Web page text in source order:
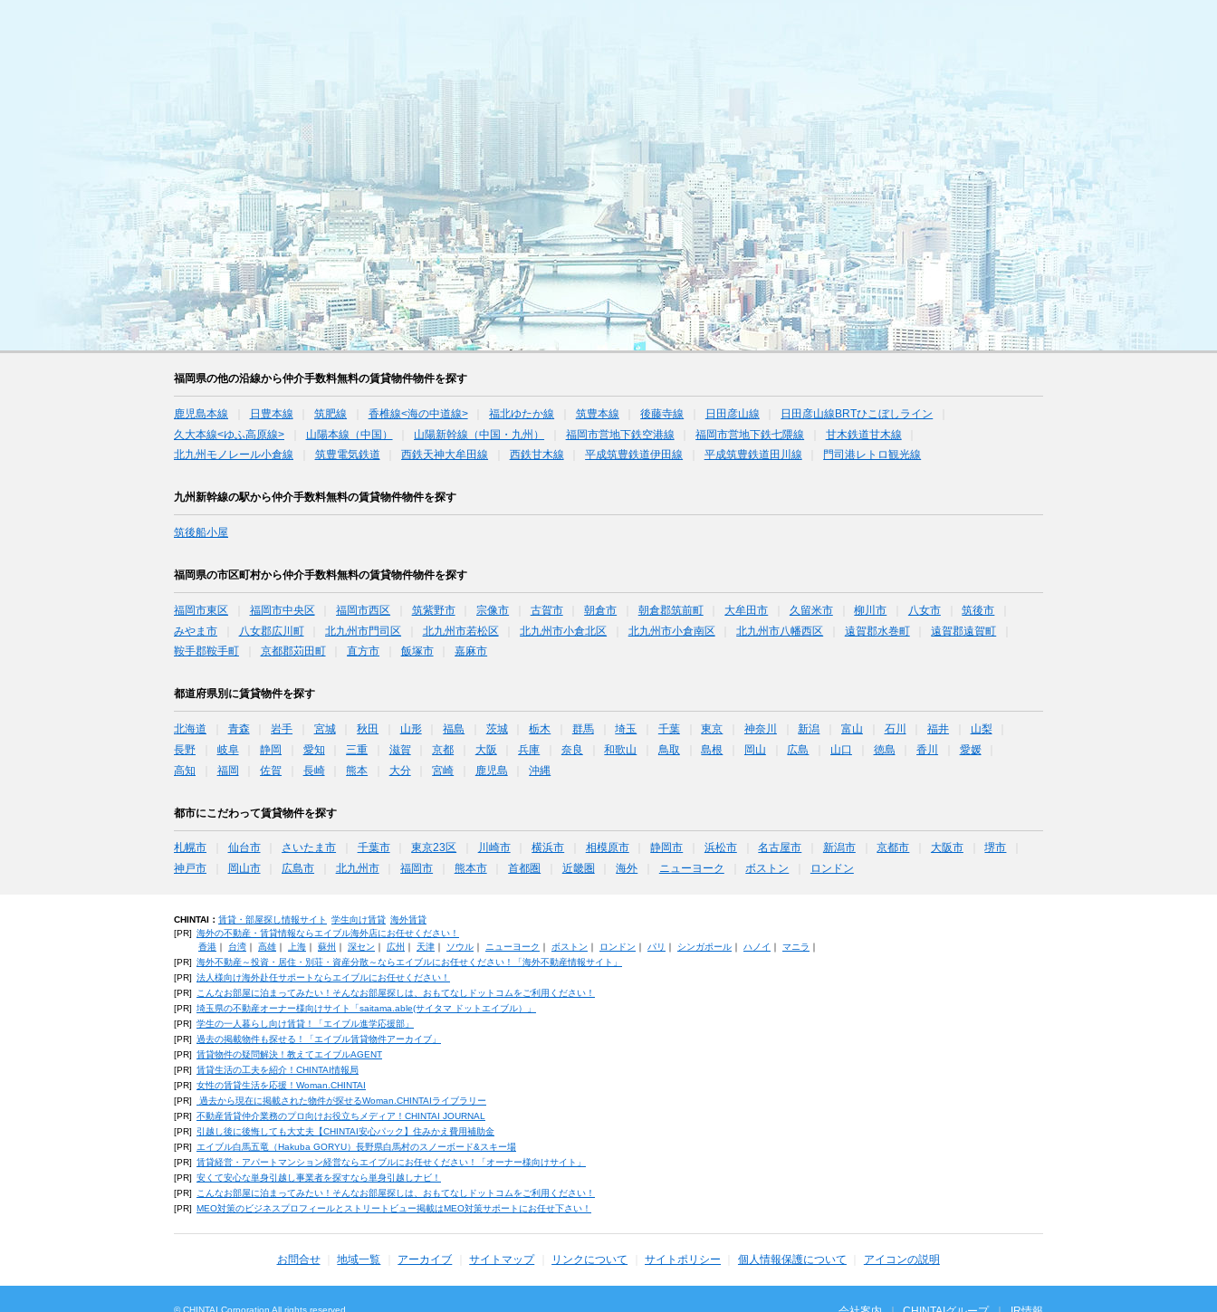
福岡県の他の沿線から仲介手数料無料の賃貸物件物件を探す
鹿児島本線 日豊本線 筑肥線 香椎線<海の中道線> 福北ゆたか線 筑豊本線 後藤寺線 日田彦山線
日田彦山線BRTひこぼしライン
久大本線<ゆふ高原線>
山陽本線（中国） 山陽新幹線（中国・九州） 福岡市営地下鉄空港線 福岡市営地下鉄七隈線
甘木鉄道甘木線
北九州モノレール小倉線
筑豊電気鉄道 西鉄天神大牟田線 西鉄甘木線 平成筑豊鉄道伊田線 平成筑豊鉄道田川線 門司港レトロ観光線
九州新幹線の駅から仲介手数料無料の賃貸物件物件を探す
筑後船小屋
福岡県の市区町村から仲介手数料無料の賃貸物件物件を探す
福岡市東区 福岡市中央区 福岡市西区 筑紫野市 宗像市 古賀市 朝倉市 朝倉郡筑前町 大牟田市 久留米市 柳川市 八女市
筑後市
みやま市
八女郡広川町 北九州市門司区 北九州市若松区 北九州市小倉北区 北九州市小倉南区 北九州市八幡西区 遠賀郡水巻町
遠賀郡遠賀町
鞍手郡鞍手町
京都郡苅田町 直方市 飯塚市 嘉麻市
都道府県別に賃貸物件を探す
北海道 青森 岩手 宮城 秋田 山形 福島 茨城 栃木 群馬 埼玉 千葉 東京 神奈川 新潟 富山 石川 福井
山梨
長野
岐阜 静岡 愛知 三重 滋賀 京都 大阪 兵庫 奈良 和歌山 鳥取 島根 岡山 広島 山口 徳島 香川
愛媛
高知
福岡 佐賀 長崎 熊本 大分 宮崎 鹿児島 沖縄
都市にこだわって賃貸物件を探す
札幌市 仙台市 さいたま市 千葉市 東京23区 川崎市 横浜市 相模原市 静岡市 浜松市 名古屋市 新潟市 京都市 大阪市
堺市
神戸市
岡山市 広島市 北九州市 福岡市 熊本市 首都圏 近畿圏 海外 ニューヨーク ボストン ロンドン
CHINTAI： 賃貸・部屋探し情報サイト 学生向け賃貸 海外賃貸
[PR] 海外の不動産・賃貸情報ならエイブル海外店にお任せください！
香港｜ 台湾｜ 高雄｜ 上海｜ 蘇州 ｜ 深セン ｜ 広州 ｜ 天津｜ ソウル｜ ニューヨーク ｜ ボストン ｜ ロンドン ｜ パリ ｜ シンガポール｜ ハノイ ｜ マニラ ｜
[PR] 海外不動産～投資・居住・別荘・資産分散～ならエイブルにお任せください！「海外不動産情報サイト」
[PR] 法人様向け海外赴任サポートならエイブルにお任せください！
[PR]
こんなお部屋に泊まってみたい！そんなお部屋探しは、おもてなしドットコムをご利用ください！
[PR] 埼玉県の不動産オーナー様向けサイト「saitama.able(サイタマ ドットエイブル）」
[PR] 学生の一人暮らし向け賃貸！「エイブル進学応援部」
[PR] 過去の掲載物件も探せる！「エイブル賃貸物件アーカイブ」
[PR] 賃貸物件の疑問解決！教えてエイブルAGENT
[PR] 賃貸生活の工夫を紹介！CHINTAI情報局
[PR] 女性の賃貸生活を応援！Woman.CHINTAI
[PR]
過去から現在に掲載された物件が探せるWoman.CHINTAIライブラリー
[PR] 不動産賃貸仲介業務のプロ向けお役立ちメディア！CHINTAI JOURNAL
[PR]
引越し後に後悔しても大丈夫【CHINTAI安心パック】住みかえ費用補助金
[PR]
エイブル白馬五竜（Hakuba GORYU）長野県白馬村のスノーボード&スキー場
[PR] 賃貸経営・アパートマンション経営ならエイブルにお任せください！「オーナー様向けサイト」
[PR] 安くて安心な単身引越し事業者を探すなら単身引越しナビ！
[PR]
こんなお部屋に泊まってみたい！そんなお部屋探しは、おもてなしドットコムをご利用ください！
[PR] MEO対策のビジネスプロフィールとストリートビュー掲載はMEO対策サポートにお任せ下さい！
お問合せ 地域一覧 アーカイブ サイトマップ リンクについて サイトポリシー 個人情報保護について アイコンの説明
© CHINTAI Corporation All rights reserved.